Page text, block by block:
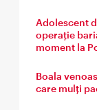
Adolescent
operație
moment la
Boala
care mulți